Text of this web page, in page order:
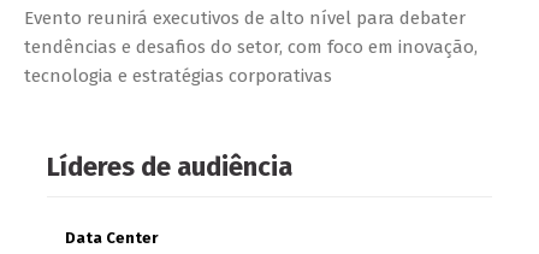
Evento reunirá executivos de alto nível para debater
tendências e desafios do setor, com foco em inovação,
tecnologia e estratégias corporativas
Líderes de audiência
Data Center